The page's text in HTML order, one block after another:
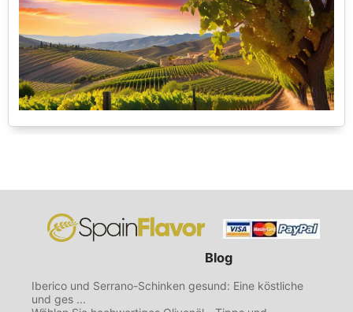
Blog
Iberico und Serrano-Schinken gesund: Eine köstliche
und ges ...